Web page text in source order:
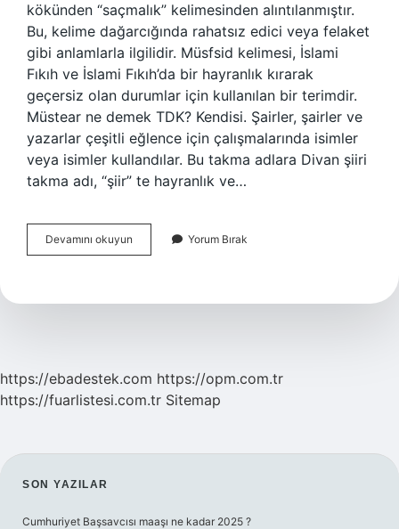
kökünden “saçmalık” kelimesinden alıntılanmıştır.
Bu, kelime dağarcığında rahatsız edici veya felaket
gibi anlamlarla ilgilidir. Müsfsid kelimesi, İslami
Fıkıh ve İslami Fıkıh’da bir hayranlık kırarak
geçersiz olan durumlar için kullanılan bir terimdir.
Müstear ne demek TDK? Kendisi. Şairler, şairler ve
yazarlar çeşitli eğlence için çalışmalarında isimler
veya isimler kullandılar. Bu takma adlara Divan şiiri
takma adı, “şiir” te hayranlık ve…
Devamını okuyun Müstefit
Ne
Yorum Bırak
https://ebadestek.com https://opm.com.tr
https://fuarlistesi.com.tr Sitemap
SIDEBAR
SON YAZILAR
Cumhuriyet Başsavcısı maaşı ne kadar 2025 ?